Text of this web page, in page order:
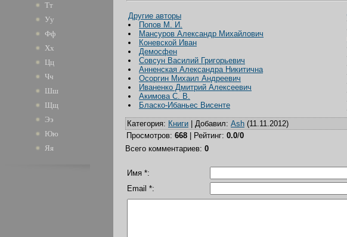
Тт
Уу
Фф
Хх
Цц
Чч
Шш
Щщ
Ээ
Юю
Яя
Другие авторы
Попов М. И.
Мансуров Александр Михайлович
Коневской Иван
Демосфен
Совсун Василий Григорьевич
Анненская Александра Никитична
Осоргин Михаил Андреевич
Иваненко Дмитрий Алексеевич
Акимова С. В.
Бласко-Ибаньес Висенте
Категория: Книги Добавил: Ash (11.11.2012)
Просмотров: 668 Рейтинг: 0.0/0
Всего комментариев: 0
Имя *:
Email *: